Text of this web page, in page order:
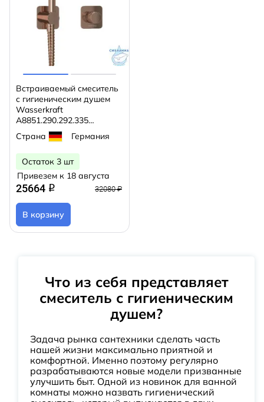
Встраиваемый смеситель
с гигиеническим душем
Wasserkraft
A8851.290.292.335
(розовое золото)
Страна Германия
Остаток 3 шт
Привезем к 18 августа
25664 q 32080 ₽
В корзину
Что из себя представляет
смеситель с гигиеническим
душем?
Задача рынка сантехники сделать часть
нашей жизни максимально приятной и
комфортной. Именно поэтому регулярно
разрабатываются новые модели призванные
улучшить быт. Одной из новинок для ванной
комнаты можно назвать гигиенический